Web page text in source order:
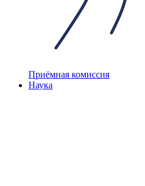
Приёмная комиссия
Наука